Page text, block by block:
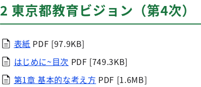
2 東京都教育ビジョン（第4次）
表紙 PDF [97.9KB]
はじめに~目次 PDF [749.3KB]
第1章 基本的な考え方 PDF [1.6MB]